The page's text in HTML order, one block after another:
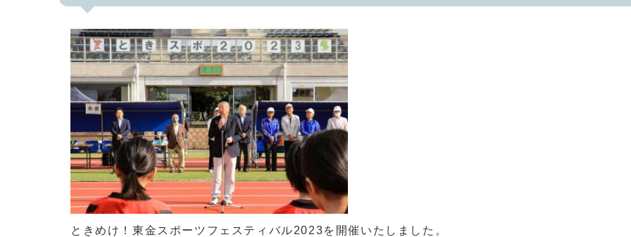
ときめけ！東金スポーツフェスティバル2023を開催いたしました。